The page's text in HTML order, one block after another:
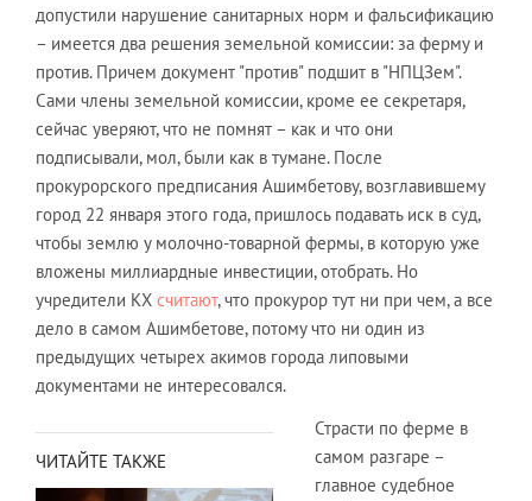
допустили нарушение санитарных норм и фальсификацию
– имеется два решения земельной комиссии: за ферму и
против. Причем документ "против" подшит в "НПЦЗем".
Сами члены земельной комиссии, кроме ее секретаря,
сейчас уверяют, что не помнят – как и что они
подписывали, мол, были как в тумане. После
прокурорского предписания Ашимбетову, возглавившему
город 22 января этого года, пришлось подавать иск в суд,
чтобы землю у молочно-товарной фермы, в которую уже
вложены миллиардные инвестиции, отобрать. Но
учредители КХ считают, что прокурор тут ни при чем, а все
дело в самом Ашимбетове, потому что ни один из
предыдущих четырех акимов города липовыми
документами не интересовался.
ЧИТАЙТЕ ТАКЖЕ
Страсти по ферме в
самом разгаре –
главное судебное